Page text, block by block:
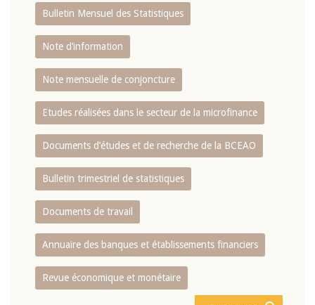
Bulletin Mensuel des Statistiques
Note d’information
Note mensuelle de conjoncture
Etudes réalisées dans le secteur de la microfinance
Documents d’études et de recherche de la BCEAO
Bulletin trimestriel de statistiques
Documents de travail
Annuaire des banques et établissements financiers
Revue économique et monétaire